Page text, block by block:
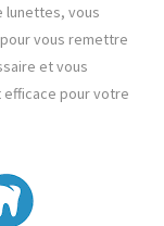
lunettes, vous
vous remettre
et vous
efficace pour votre